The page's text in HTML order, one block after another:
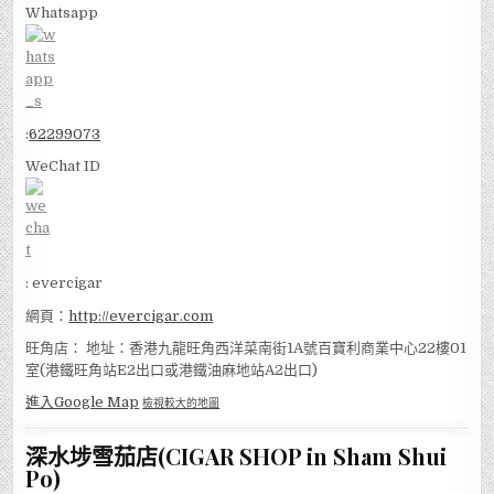
Whatsapp
:62299073
WeChat ID
: evercigar
網頁：http://evercigar.com
旺角店： 地址：香港九龍旺角西洋菜南街1A號百寶利商業中心22樓01
室(港鐵旺角站E2出口或港鐵油麻地站A2出口)
進入Google Map 檢視較大的地圖
深水埗雪茄店(CIGAR SHOP in Sham Shui
Po)